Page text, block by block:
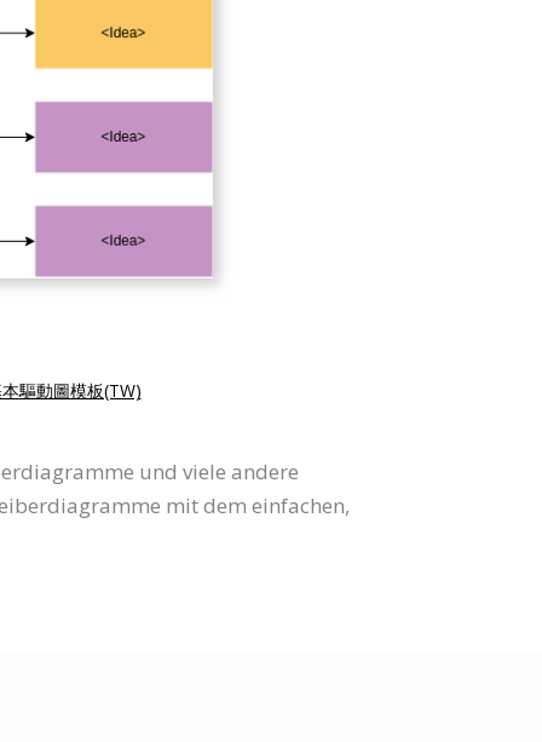
驅動圖模板(TW)
und viele andere
mit dem einfachen,